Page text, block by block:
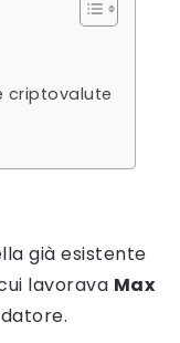
criptovalute
già esistente
lavorava Max